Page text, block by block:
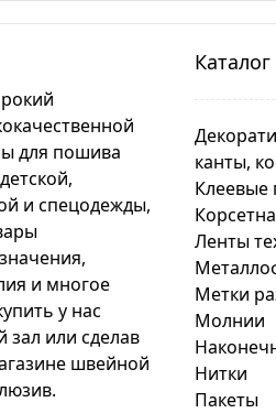
для пошива
и спецодежды,
и многое
у нас
зал или сделав
швейной
Каталог
канты,
Клеевые
Ленты
Метки
Молнии
Нитки
Пакеты